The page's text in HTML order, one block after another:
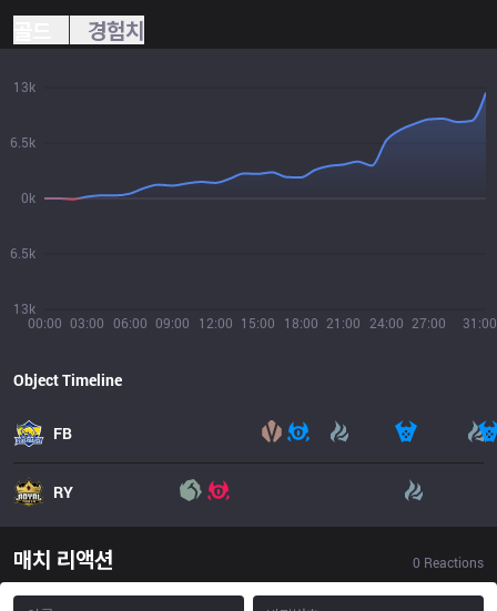
경험치
00:00 03:00 06:00 09:00 12:00 15:00 18:00 21:00 24:00 27:00 31:00
13k
6.5k
0k
6.5k
13k
Object Timeline
FB
RY
매치 리액션 0 Reactions